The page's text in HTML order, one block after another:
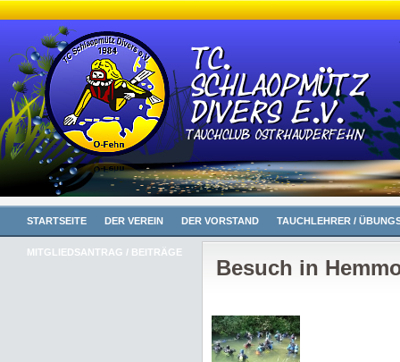
STARTSEITE DER VEREIN DER VORSTAND TAUCHLEHRER /
MITGLIEDSANTRAG / BEITRÄGE
Besuch in